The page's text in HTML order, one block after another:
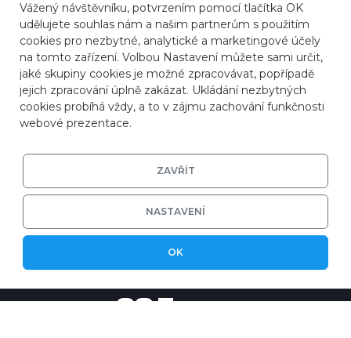
EFRR
|Nastavení cookies
Vážený návštěvníku, potvrzením pomocí tlačítka OK
udělujete souhlas nám a našim partnerům s použitím
cookies pro nezbytné, analytické a marketingové účely
na tomto zařízení. Volbou Nastavení můžete sami určit,
jaké skupiny cookies je možné zpracovávat, popřípadě
jejich zpracování úplně zakázat. Ukládání nezbytných
cookies probíhá vždy, a to v zájmu zachování funkčnosti
webové prezentace.
ZAVŘÍT
NASTAVENÍ
OK